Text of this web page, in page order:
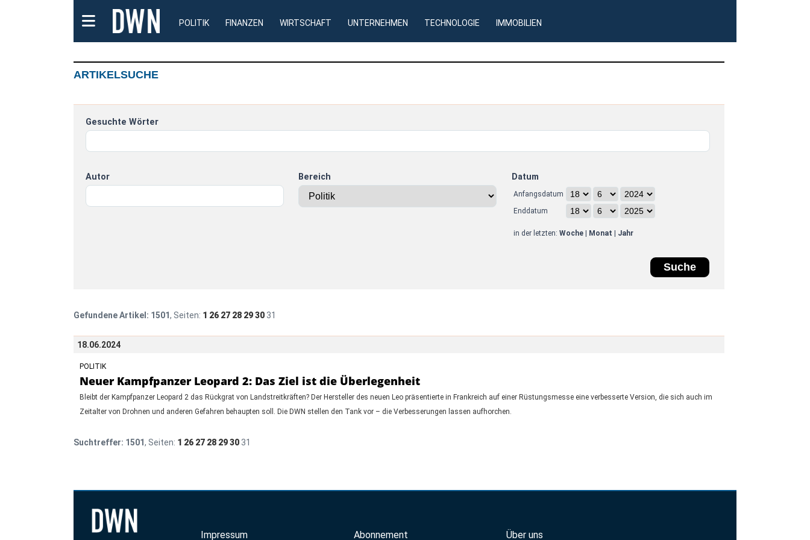
POLITIK FINANZEN WIRTSCHAFT UNTERNEHMEN TECHNOLOGIE IMMOBILIEN
ARTIKELSUCHE
Gesuchte Wörter
Autor Bereich Datum
Anfangsdatum
Enddatum
in der letzten: Woche| Monat Jahr
Gefundene Artikel: 1501, Seiten: 1 26 27 28 2930 31
18.06.2024
POLITIK
Neuer Kampfpanzer Leopard 2: Das Ziel ist die Überlegenheit
Bleibt der Kampfpanzer Leopard 2 das Rückgrat von Landstreitkräften? Der Hersteller des neuen Leo präsentierte in Frankreich auf einer Rüstungsmesse eine verbesserte Version, die sich auch im
Zeitalter von Drohnen und anderen Gefahren behaupten soll. Die DWN stellen den Tank vor – die Verbesserungen lassen aufhorchen.
Suchtreffer: 1501, Seiten: 1 26 27 28 2930 31
Impressum Abonnement Über uns